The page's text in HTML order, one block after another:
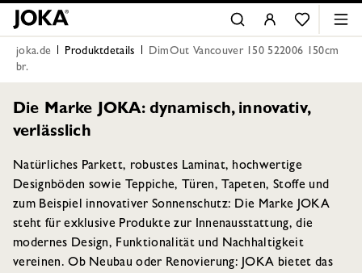
joka.de Produktdetails
DimOut Vancouver 150 522006 150cm
br.
Die Marke JOKA: dynamisch, innovativ,
verlässlich
Natürliches Parkett, robustes Laminat, hochwertige
Designböden sowie Teppiche, Türen, Tapeten, Stoffe und
zum Beispiel innovativer Sonnenschutz: Die Marke JOKA
steht für exklusive Produkte zur Innenausstattung, die
modernes Design, Funktionalität und Nachhaltigkeit
vereinen. Ob Neubau oder Renovierung: JOKA bietet das